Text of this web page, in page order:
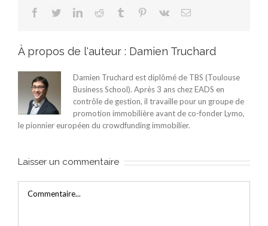
Facebook
TwitterLinkedInReddit Tumblr Pinterest
Vk Email
À propos de l'auteur : Damien Truchard
Damien Truchard est diplômé de TBS (Toulouse
Business School). Après 3 ans chez EADS en
contrôle de gestion, il travaille pour un groupe de
promotion immobilière avant de co-fonder Lymo,
le pionnier européen du crowdfunding immobilier.
Laisser un commentaire